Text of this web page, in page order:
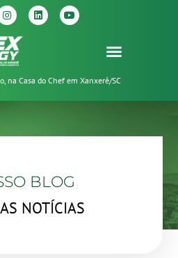
na Casa do Chef em Xanxerê/SC
BLOG
NOTÍCIAS